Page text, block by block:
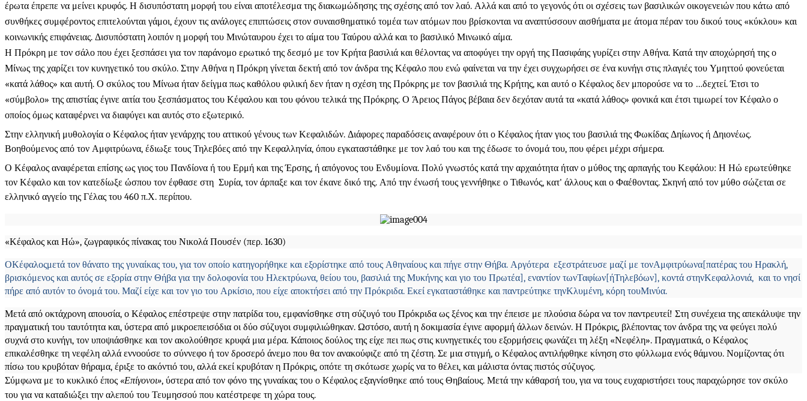
έρωτα έπρεπε να μείνει κρυφός. Η δισυπόστατη μορφή του είναι αποτέλεσμα της διακωμώδησης της σχέσης από τον λαό. Αλλά και από το γεγονός ότι οι σχέσεις των βασιλικών οικογενειών που κάτω από
συνθήκες συμφέροντος επιτελούνται γάμοι, έχουν τις ανάλογες επιπτώσεις στον συναισθηματικό τομέα των ατόμων που βρίσκονται να αναπτύσσουν αισθήματα με άτομα πέραν του δικού τους «κύκλου» και
κοινωνικής επιφάνειας. Δισυπόστατη λοιπόν η μορφή του Μινώταυρου έχει το αίμα του Ταύρου αλλά και το βασιλικό Μινωικό αίμα.
Η Πρόκρη με τον σάλο που έχει ξεσπάσει για τον παράνομο ερωτικό της δεσμό με τον Κρήτα βασιλιά και θέλοντας να αποφύγει την οργή της Πασιφάης γυρίζει στην Αθήνα. Κατά την αποχώρησή της ο
Μίνως της χαρίζει τον κυνηγετικό του σκύλο. Στην Αθήνα η Πρόκρη γίνεται δεκτή από τον άνδρα της Κέφαλο που ενώ φαίνεται να την έχει συγχωρήσει σε ένα κυνήγι στις πλαγιές του Υμηττού φονεύεται
«κατά λάθος» και αυτή. Ο σκύλος του Μίνωα ήταν δείγμα πως καθόλου φιλική δεν ήταν η σχέση της Πρόκρης με τον βασιλιά της Κρήτης, και αυτό ο Κέφαλος δεν μπορούσε να το …δεχτεί. Έτσι το
«σύμβολο» της απιστίας έγινε αιτία του ξεσπάσματος του Κέφαλου και του φόνου τελικά της Πρόκρης. Ο Άρειος Πάγος βέβαια δεν δεχόταν αυτά τα «κατά λάθος» φονικά και έτσι τιμωρεί τον Κέφαλο ο
οποίος όμως καταφέρνει να διαφύγει και αυτός στο εξωτερικό.
Στην ελληνική μυθολογία ο Κέφαλος ήταν γενάρχης του αττικού γένους των Κεφαλιδών. Διάφορες παραδόσεις αναφέρουν ότι ο Κέφαλος ήταν γιος του βασιλιά της Φωκίδας Δηίωνος ή Δηιονέως.
Βοηθούμενος από τον Αμφιτρύωνα, έδιωξε τους Τηλεβόες από την Κεφαλληνία, όπου εγκαταστάθηκε με τον λαό του και της έδωσε το όνομά του, που φέρει μέχρι σήμερα.
Ο Κέφαλος αναφέρεται επίσης ως γιος του Πανδίονα ή του Ερμή και της Έρσης, ή απόγονος του Ενδυμίονα. Πολύ γνωστός κατά την αρχαιότητα ήταν ο μύθος της αρπαγής του Κεφάλου: Η Ηώ ερωτεύθηκε
τον Κέφαλο και τον κατεδίωξε ώσπου τον έφθασε στη Συρία, τον άρπαξε και τον έκανε δικό της. Από την ένωσή τους γεννήθηκε ο Τιθωνός, κατ' άλλους και ο Φαέθοντας. Σκηνή από τον μύθο σώζεται σε
ελληνικό αγγείο της Γέλας του 460 π.Χ. περίπου.
«Κέφαλος και Ηώ», ζωγραφικός πίνακας του Νικολά Πουσέν (περ. 1630)
ΟΚέφαλοςμετά τον θάνατο της γυναίκας του, για τον οποίο κατηγορήθηκε και εξορίστηκε από τους Αθηναίους και πήγε στην Θήβα. Αργότερα εξεστράτευσε μαζί με τονΑμφιτρύωνα[πατέρας του Ηρακλή,
βρισκόμενος και αυτός σε εξορία στην Θήβα για την δολοφονία του Ηλεκτρύωνα, θείου του, βασιλιά της Μυκήνης και γιο του Πρωτέα], εναντίον τωνΤαφίων[ήΤηλεβόων], κοντά στηνΚεφαλλονιά, και το νησί
πήρε από αυτόν το όνομά του. Μαζί είχε και τον γιο του Αρκίσιο, που είχε αποκτήσει από την Πρόκριδα. Εκεί εγκαταστάθηκε και παντρεύτηκε τηνΚλυμένη, κόρη τουΜινύα.
Μετά από οκτάχρονη απουσία, ο Κέφαλος επέστρεψε στην πατρίδα του, εμφανίσθηκε στη σύζυγό του Πρόκριδα ως ξένος και την έπεισε με πλούσια δώρα να τον παντρευτεί! Στη συνέχεια της απεκάλυψε την
πραγματική του ταυτότητα και, ύστερα από μικροεπεισόδια οι δύο σύζυγοι συμφιλιώθηκαν. Ωστόσο, αυτή η δοκιμασία έγινε αφορμή άλλων δεινών. Η Πρόκρις, βλέποντας τον άνδρα της να φεύγει πολύ
συχνά στο κυνήγι, τον υποψιάσθηκε και τον ακολούθησε κρυφά μια μέρα. Κάποιος δούλος της είχε πει πως στις κυνηγετικές του εξορμήσεις φωνάζει τη λέξη «Νεφέλη». Πραγματικά, ο Κέφαλος
επικαλέσθηκε τη νεφέλη αλλά εννοούσε το σύννεφο ή τον δροσερό άνεμο που θα τον ανακούφιζε από τη ζέστη. Σε μια στιγμή, ο Κέφαλος αντιλήφθηκε κίνηση στο φύλλωμα ενός θάμνου. Νομίζοντας ότι
πίσω του κρυβόταν θήραμα, έριξε το ακόντιό του, αλλά εκεί κρυβόταν η Πρόκρις, οπότε τη σκότωσε χωρίς να το θέλει, και μάλιστα όντας πιστός σύζυγος.
Σύμφωνα με το κυκλικό έπος «Επίγονοι», ύστερα από τον φόνο της γυναίκας του ο Κέφαλος εξαγνίσθηκε από τους Θηβαίους. Μετά την κάθαρσή του, για να τους ευχαριστήσει τους παραχώρησε τον σκύλο
του για να καταδιώξει την αλεπού του Τευμησσού που κατέστρεφε τη χώρα τους.